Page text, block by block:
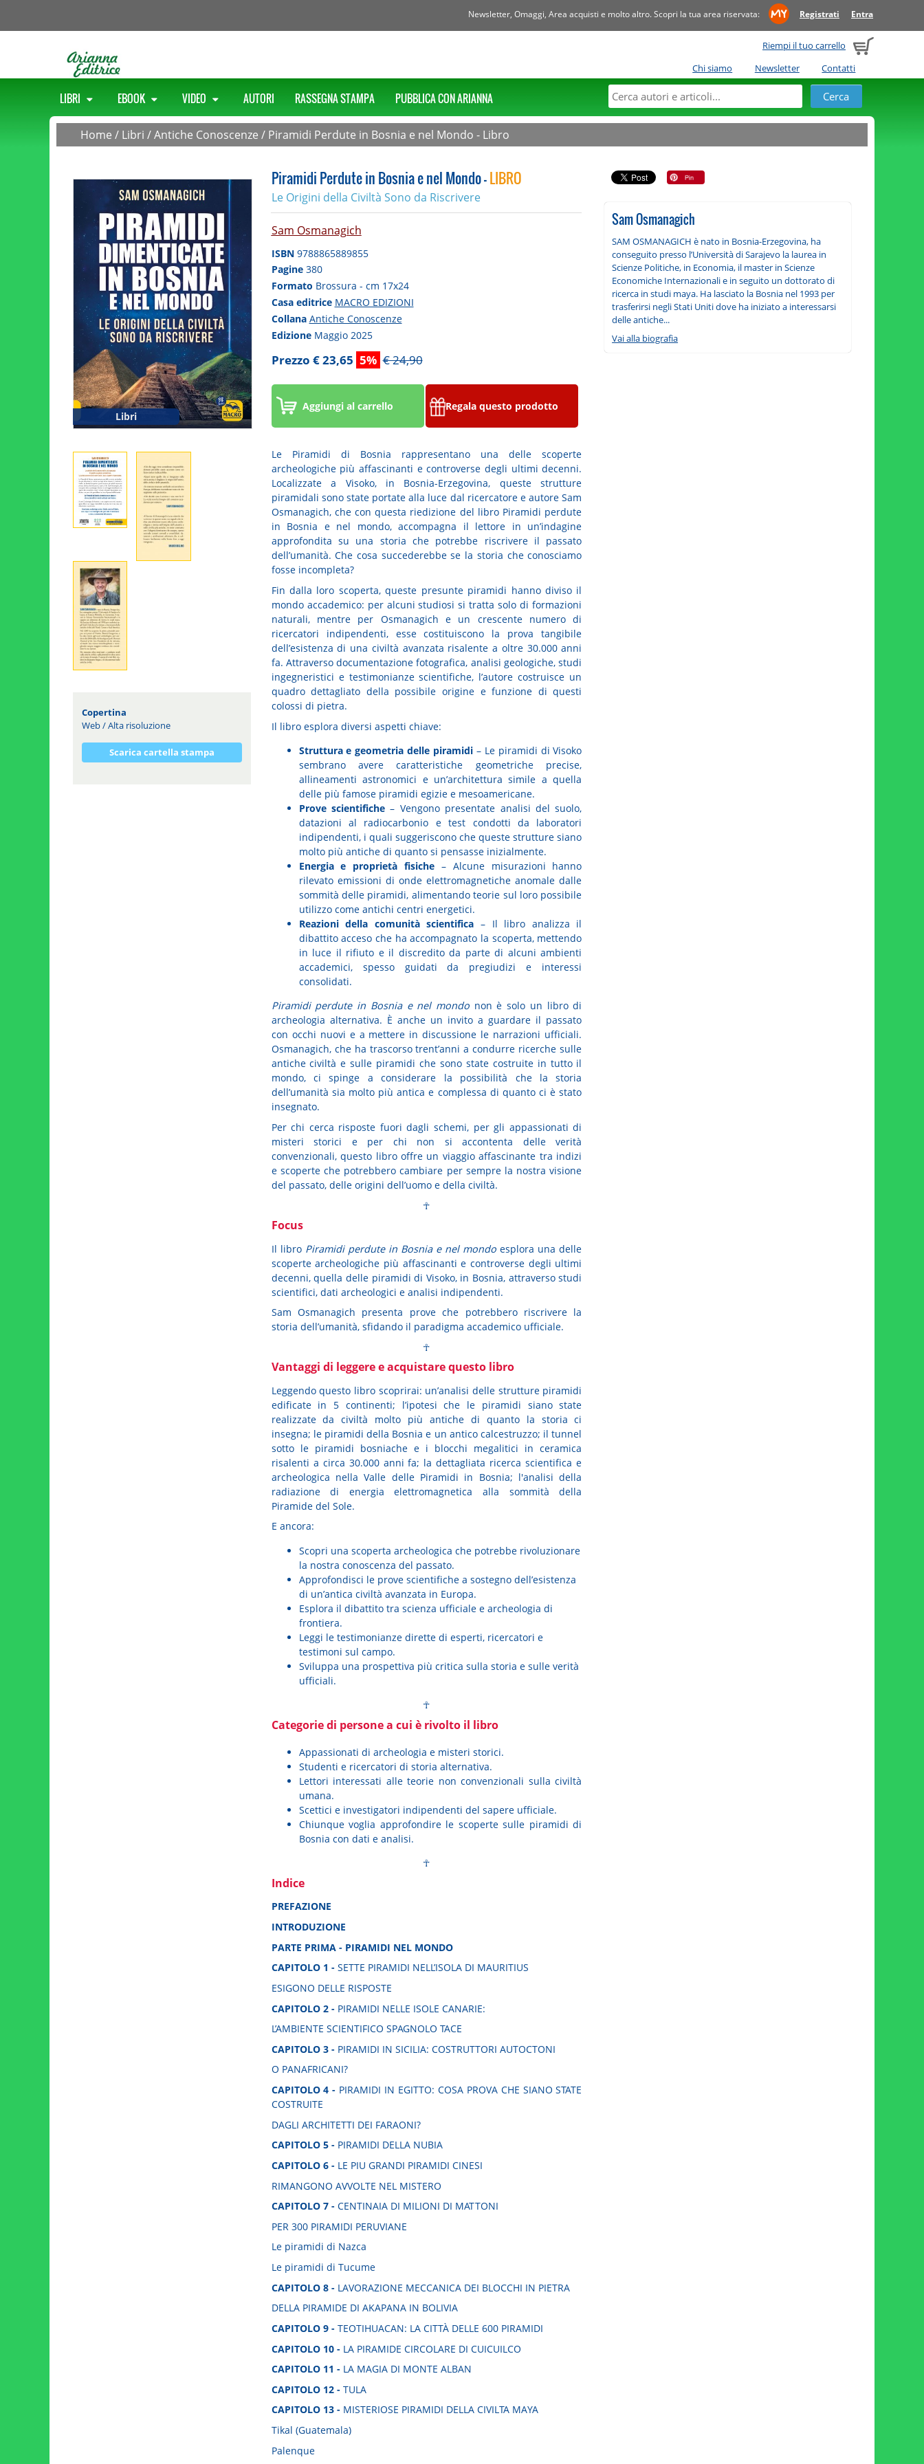
Newsletter, Omaggi, Area acquisti e molto altro. Scopri la tua area riservata: Registrati Entra
Riempi il tuo carrello
Chi siamo
Newsletter Contatti
LIBRI EBOOK VIDEO AUTORI RASSEGNA STAMPA PUBBLICA CON ARIANNA
Home / Libri /Antiche Conoscenze / Piramidi Perdute in Bosnia e nel Mondo - Libro
Libri
Copertina
Web/Alta risoluzione
Scarica cartella stampa
Piramidi Perdute in Bosnia e nel Mondo -LIBRO
Le Origini della Civiltà Sono da Riscrivere
Sam Osmanagich
ISBN 9788865889855
Pagine 380
Formato Brossura - cm 17x24
Casa editrice MACRO EDIZIONI
Collana Antiche Conoscenze
Edizione Maggio 2025
Prezzo € 23,65 5% € 24,90
Aggiungi al carrello Regala questo prodotto
Le Piramidi di Bosnia rappresentano una delle scoperte
archeologiche più affascinanti e controverse degli ultimi decenni.
Localizzate a Visoko, in Bosnia-Erzegovina, queste strutture
piramidali sono state portate alla luce dal ricercatore e autore Sam
Osmanagich, che con questa riedizione del libro Piramidi perdute
in Bosnia e nel mondo, accompagna il lettore in un’indagine
approfondita su una storia che potrebbe riscrivere il passato
dell’umanità. Che cosa succederebbe se la storia che conosciamo
fosse incompleta?
Fin dalla loro scoperta, queste presunte piramidi hanno diviso il
mondo accademico: per alcuni studiosi si tratta solo di formazioni
naturali, mentre per Osmanagich e un crescente numero di
ricercatori indipendenti, esse costituiscono la prova tangibile
dell’esistenza di una civiltà avanzata risalente a oltre 30.000 anni
fa. Attraverso documentazione fotografica, analisi geologiche, studi
ingegneristici e testimonianze scientifiche, l’autore costruisce un
quadro dettagliato della possibile origine e funzione di questi
colossi di pietra.
Il libro esplora diversi aspetti chiave:
Struttura e geometria delle piramidi – Le piramidi di Visoko
sembrano avere caratteristiche geometriche precise,
allineamenti astronomici e un’architettura simile a quella
delle più famose piramidi egizie e mesoamericane.
Prove scientifiche– Vengono presentate analisi del suolo,
datazioni al radiocarbonio e test condotti da laboratori
indipendenti, i quali suggeriscono che queste strutture siano
molto più antiche di quanto si pensasse inizialmente.
Energia e proprietà fisiche – Alcune misurazioni hanno
rilevato emissioni di onde elettromagnetiche anomale dalle
sommità delle piramidi, alimentando teorie sul loro possibile
utilizzo come antichi centri energetici.
Reazioni della comunità scientifica – Il libro analizza il
dibattito acceso che ha accompagnato la scoperta, mettendo
in luce il rifiuto e il discredito da parte di alcuni ambienti
accademici, spesso guidati da pregiudizi e interessi
consolidati.
Piramidi perdute in Bosnia e nel mondo non è solo un libro di
archeologia alternativa. È anche un invito a guardare il passato
con occhi nuovi e a mettere in discussione le narrazioni ufficiali.
Osmanagich, che ha trascorso trent’anni a condurre ricerche sulle
antiche civiltà e sulle piramidi che sono state costruite in tutto il
mondo, ci spinge a considerare la possibilità che la storia
dell’umanità sia molto più antica e complessa di quanto ci è stato
insegnato.
Per chi cerca risposte fuori dagli schemi, per gli appassionati di
misteri storici e per chi non si accontenta delle verità
convenzionali, questo libro offre un viaggio affascinante tra indizi
e scoperte che potrebbero cambiare per sempre la nostra visione
del passato, delle origini dell’uomo e della civiltà.
☥
Focus
Il libro Piramidi perdute in Bosnia e nel mondo esplora una delle
scoperte archeologiche più affascinanti e controverse degli ultimi
decenni, quella delle piramidi di Visoko, in Bosnia, attraverso studi
scientifici, dati archeologici e analisi indipendenti.
Sam Osmanagich presenta prove che potrebbero riscrivere la
storia dell’umanità, sfidando il paradigma accademico ufficiale.
☥
Vantaggi di leggere e acquistare questo libro
Leggendo questo libro scoprirai: un’analisi delle strutture piramidi
edificate in 5 continenti; l’ipotesi che le piramidi siano state
realizzate da civiltà molto più antiche di quanto la storia ci
insegna; le piramidi della Bosnia e un antico calcestruzzo; il tunnel
sotto le piramidi bosniache e i blocchi megalitici in ceramica
risalenti a circa 30.000 anni fa; la dettagliata ricerca scientifica e
archeologica nella Valle delle Piramidi in Bosnia; l'analisi della
radiazione di energia elettromagnetica alla sommità della
Piramide del Sole.
E ancora:
Scopri una scoperta archeologica che potrebbe rivoluzionare
la nostra conoscenza del passato.
Approfondisci le prove scientifiche a sostegno dell’esistenza
di un’antica civiltà avanzata in Europa.
Esplora il dibattito tra scienza ufficiale e archeologia di
frontiera.
Leggi le testimonianze dirette di esperti, ricercatori e
testimoni sul campo.
Sviluppa una prospettiva più critica sulla storia e sulle verità
ufficiali.
☥
Categorie di persone a cui è rivolto il libro
Appassionati di archeologia e misteri storici.
Studenti e ricercatori di storia alternativa.
Lettori interessati alle teorie non convenzionali sulla civiltà
umana.
Scettici e investigatori indipendenti del sapere ufficiale.
Chiunque voglia approfondire le scoperte sulle piramidi di
Bosnia con dati e analisi.
☥
Indice
PREFAZIONE
INTRODUZIONE
PARTE PRIMA - PIRAMIDI NEL MONDO
CAPITOLO 1 - SETTE PIRAMIDI NELL’ISOLA DI MAURITIUS
ESIGONO DELLE RISPOSTE
CAPITOLO 2 - PIRAMIDI NELLE ISOLE CANARIE:
L’AMBIENTE SCIENTIFICO SPAGNOLO TACE
CAPITOLO 3 - PIRAMIDI IN SICILIA: COSTRUTTORI AUTOCTONI
O PANAFRICANI?
CAPITOLO 4 - PIRAMIDI IN EGITTO: COSA PROVA CHE SIANO STATE
COSTRUITE
DAGLI ARCHITETTI DEI FARAONI?
CAPITOLO 5 - PIRAMIDI DELLA NUBIA
CAPITOLO 6 - LE PIU GRANDI PIRAMIDI CINESI
RIMANGONO AVVOLTE NEL MISTERO
CAPITOLO 7 - CENTINAIA DI MILIONI DI MATTONI
PER 300 PIRAMIDI PERUVIANE
Le piramidi di Nazca
Le piramidi di Tucume
CAPITOLO 8 - LAVORAZIONE MECCANICA DEI BLOCCHI IN PIETRA
DELLA PIRAMIDE DI AKAPANA IN BOLIVIA
CAPITOLO 9 - TEOTIHUACAN: LA CITTÀ DELLE 600 PIRAMIDI
CAPITOLO 10 - LA PIRAMIDE CIRCOLARE DI CUICUILCO
CAPITOLO 11 - LA MAGIA DI MONTE ALBAN
CAPITOLO 12 - TULA
CAPITOLO 13 - MISTERIOSE PIRAMIDI DELLA CIVILTA MAYA
Tikal (Guatemala)
Palenque
Sam Osmanagich
SAM OSMANAGICH è nato in Bosnia-Erzegovina, ha
conseguito presso l’Università di Sarajevo la laurea in
Scienze Politiche, in Economia, il master in Scienze
Economiche Internazionali e in seguito un dottorato di
ricerca in studi maya. Ha lasciato la Bosnia nel 1993 per
trasferirsi negli Stati Uniti dove ha iniziato a interessarsi
delle antiche...
Vai alla biografia